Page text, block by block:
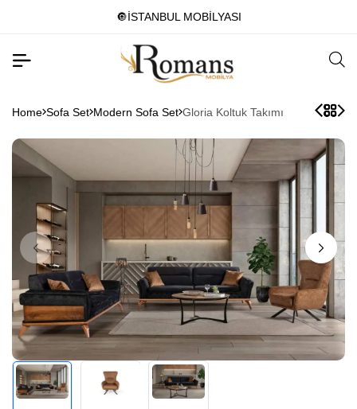
🔘İSTANBUL MOBİLYASI
Home Sofa Set Modern Sofa Set Gloria Koltuk Takımı